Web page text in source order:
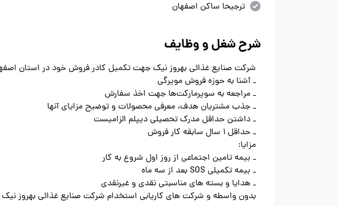
ترجیحا ساکن اصفهان
شرح شغل و وظایف
شرکت صنایع غذائی بهروز نیک جهت تکمیل کادر فروش خود در استان
_ آشنا به حوزه فروش مویرگی
_ مراجعه به سوپرمارکت‌ها جهت اخذ سفارش
_ جذب مشتریان هدف، معرفی محصولات و توضیح مزایای آنها
_ داشتن حداقل مدرک تحصیلی دیپلم الزامیست
_ حداقل 1 سال سابقه کار فروش
مزایا:
_ بیمه تامین اجتماعی از روز اول شروع به کار
_ بیمه تکمیلی SOS بعد از سه ماه
_ هدایا و بسته های مناسبتی نقدی و غیرنقدی
بدون واسطه و شرکت های کاریابی استخدام شرکت صنایع غذائی بهروز